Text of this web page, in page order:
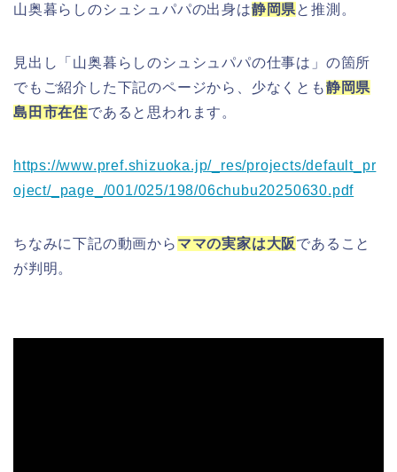
山奥暮らしのシュシュパパの出身は静岡県と推測。
見出し「山奥暮らしのシュシュパパの仕事は」の箇所
でもご紹介した下記のページから、少なくとも静岡県
島田市在住であると思われます。
https://www.pref.shizuoka.jp/_res/projects/default_pr
oject/_page_/001/025/198/06chubu20250630.pdf
ちなみに下記の動画から ママの実家は大阪であること
が判明。